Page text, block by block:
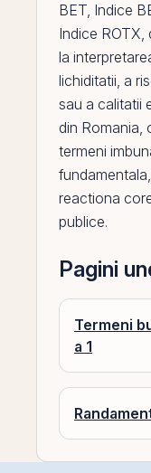
BET, Indice
Indice ROTX,
la
lichiditatii, a
sau a calitatii
din Romania,
termeni
fundamentala
reactiona
publice.
Pagini
Termeni
a 1